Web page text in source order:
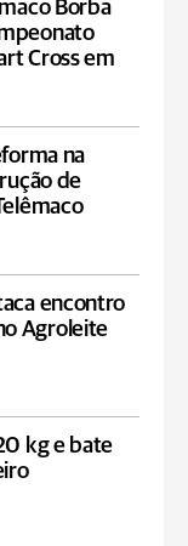
Borba
Cross em
na
de
encontro
Agroleite
kg e bate